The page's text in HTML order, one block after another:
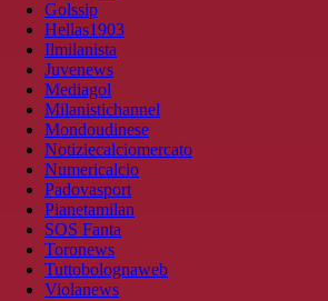
Golssip
Hellas1903
Ilmilanista
Juvenews
Mediagol
Milanistichannel
Mondoudinese
Notiziecalciomercato
Numericalcio
Padovasport
Pianetamilan
SOS Fanta
Toronews
Tuttobolognaweb
Violanews